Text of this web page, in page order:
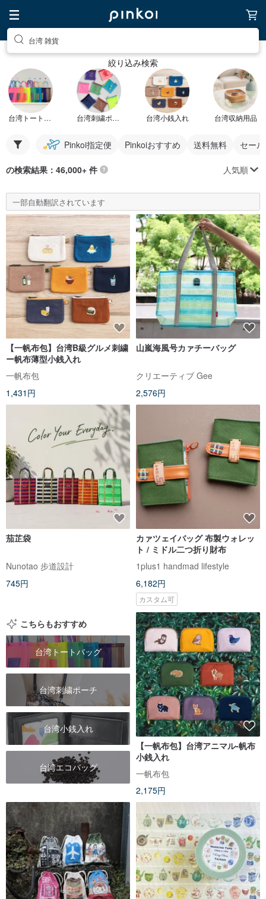
台湾 雑貨
絞り込み検索
台湾トートバッグ 台湾刺繍ポーチ 台湾小銭入れ 台湾収納用品
Pinkoi指定便 Pinkoiおすすめ 送料無料 セー
の検索結果：46,000+ 件 人気順
一部自動翻訳されています
【一帆布包】台湾B級グルメ刺繍
ー帆布薄型小銭入れ
一帆布包
1,431円
山嵐海風号カァチーバッグ
クリエーティブ Gee
2,576円
茄芷袋
Nunotao 步道設計
745円
カァツェイバッグ 布製ウォレッ
ト / ミドル二つ折り財布
1plus1 handmad lifestyle
6,182円
カスタム可
こちらもおすすめ
台湾トートバッグ
台湾刺繍ポーチ
台湾小銭入れ
台湾エコバッグ
【一帆布包】台湾アニマル‐帆布
小銭入れ
一帆布包
2,175円